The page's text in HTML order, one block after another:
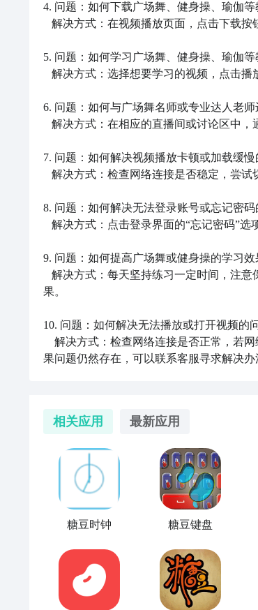
4. 问题：如何下载广场舞、健身操、瑜伽等
5. 问题：如何学习广场舞、健身操、瑜伽等
6. 问题：如何与广场舞名师或专业达人老师
7. 问题：如何解决视频播放卡顿或加载缓慢
8. 问题：如何解决无法登录账号或忘记密码
9. 问题：如何提高广场舞或健身操的学习效
果。
10. 问题：如何解决无法播放或打开视频的
果问题仍然存在，可以联系客服寻求解决办
相关应用 最新应用
糖豆时钟 糖豆键盘